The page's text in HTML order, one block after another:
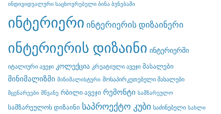
ინდივიდუალური საცხოვრებელი ბინა ბუნებაში
ინტერიერი ინტერიერის დიზაინერი
ინტერიერის დიზაინი ინტერიერში
იტალიური ავეჯი კოლექცია კრეატიული ავეჯი მასალები
მინიმალიზმი მინიმალისტური მოსაპირკეთებელი მასალები
მცენარეები მწვანე რბილი ავეჯი რემონტი სამზარეულო
სამზარეულოს დიზაინი საპროექტო კუბი საძინებელი სახლი